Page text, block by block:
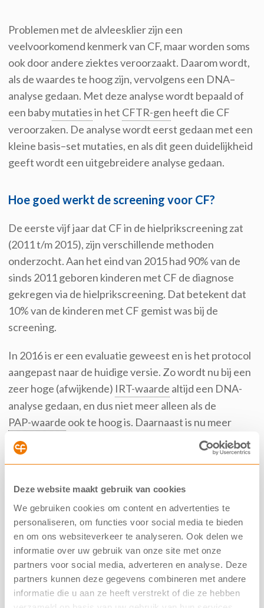
Deze website maakt gebruik van cookies
We gebruiken cookies om content en advertenties te
personaliseren, om functies voor social media te bieden
en om ons websiteverkeer te analyseren. Ook delen we
informatie over uw gebruik van onze site met onze
partners voor social media, adverteren en analyse. Deze
partners kunnen deze gegevens combineren met andere
informatie die u aan ze heeft verstrekt of die ze hebben
Problemen met de alvleesklier zijn een
veelvoorkomend kenmerkvan CF, maarworden soms
ookdoorandere ziektesveroorzaakt. Daarom wordt,
als dewaardes te hoog zijn,vervolgens een DNA–
analyse gedaan. Met deze analyse wordt bepaald of
een babymutaties in het CFTR-gen heeft die CF
veroorzaken. De analyse wordt eerst gedaan met een
kleine basis–set mutaties, en als dit geen duidelijkheid
geeftwordt een uitgebreidere analyse gedaan.
Hoe goed werkt de screening voor CF?
De eerste vijf jaar dat CF in de hielprikscreening zat
(2011 t/m 2015), zijn verschillende methoden
onderzocht. Aan het eind van 2015had 90% van de
sinds 2011geboren kinderen met CF de diagnose
gekregen via de hielprikscreening. Dat betekent dat
10% van de kinderen met CF gemist was bij de
screening.
In 2016 is er een evaluatie geweest en is het protocol
aangepast naar de huidige versie. Zowordt nu bij een
zeer hoge (afwijkende) IRT-waarde altijd een DNA-
analyse gedaan, en dus niet meer alleen als de
PAP-waarde ook te hoog is. Daarnaastis nu meer
kennis over CF
veroorzakende mutaties. Sinds de
aanpassingen van
heeft 95% van de geboren
hielprikscreening.Dat betekent dat de aanpassingen
hebben geleid tot een grote verbetering en minder
gemiste CF-diagnoses bij de screening.
Wat betekent dit en hoe nu verder?
Voor de meeste kinderen met CF wordt bij de
hielprikscreening al aangetoond dat ze CF hebben.